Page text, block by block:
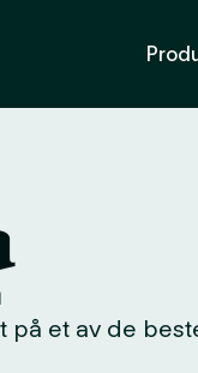
på et av de